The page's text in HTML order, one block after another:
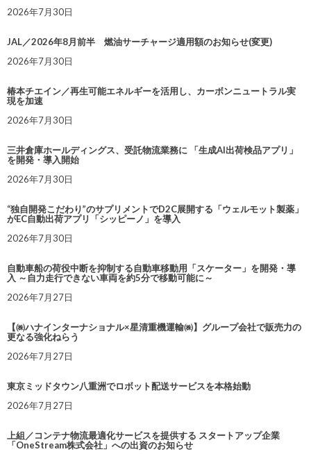
2026年7月30日
JAL／2026年8月前半 燃油サーチャージ適用額のお知らせ(変更)
2026年7月30日
椿本チエイン／再生可能エネルギーを活用し、カーボンニュートラル実
現を加速
2026年7月30日
三井倉庫ホールディングス、受託物流業務に 「生成AI出荷検品アプリ」
を開発・導入開始
2026年7月30日
“独自開発こだわり”のサプリメントでD2C展開する「ウェルモット製薬」
がEC自動出荷アプリ「シッピーノ」を導入
2026年7月30日
自動車船の荷役中断を抑制する自動車移動用「スケーター」を開発・導
入 ～自力走行できない車両を約5分で移動可能に～
2026年7月27日
【㈱ハナインターナショナル×星清重機運輸㈱】グループ会社で販売力の
更なる強化ねらう
2026年7月27日
東京ミッドタウン八重洲でロボット配送サービスを本格始動
2026年7月27日
上組／コンテナ物流最適化サービスを提供する スタートアップ企業
「OneStream株式会社」への出資のお知らせ